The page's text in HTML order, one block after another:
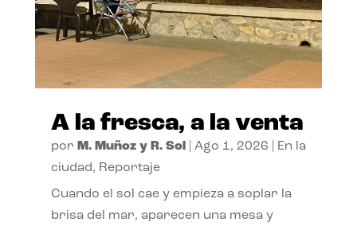
A la fresca, a la venta
por M. Muñoz y R. Sol| Ago 1, 2026
En la
ciudad, Reportaje
Cuando el sol cae y empieza a soplar la
brisa del mar, aparecen una mesa y